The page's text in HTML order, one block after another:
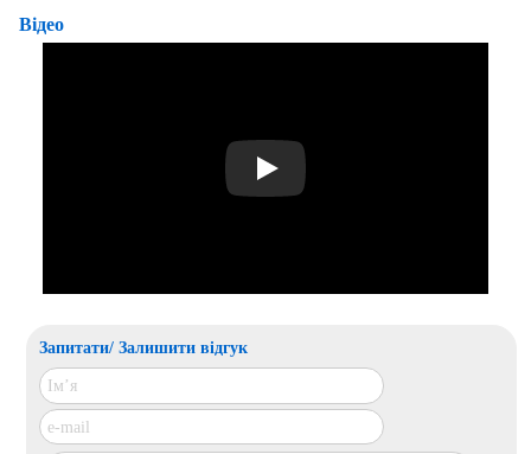
Відео
Play
Запитати/ Залишити відгук